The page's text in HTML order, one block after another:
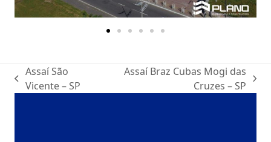
Assaí São
Vicente – SP
Assaí Braz Cubas Mogi das
Cruzes – SP